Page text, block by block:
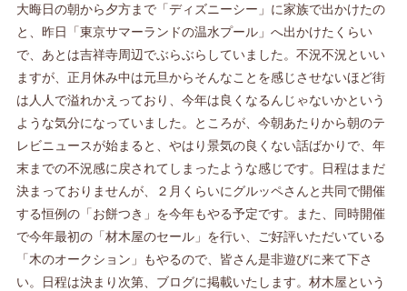
大晦日の朝から夕方まで「ディズニーシー」に家族で出かけたの
と、昨日「東京サマーランドの温水プール」へ出かけたくらい
で、あとは吉祥寺周辺でぶらぶらしていました。不況不況といい
ますが、正月休み中は元旦からそんなことを感じさせないほど街
は人人で溢れかえっており、今年は良くなるんじゃないかという
ような気分になっていました。ところが、今朝あたりから朝のテ
レビニュースが始まると、やはり景気の良くない話ばかりで、年
末までの不況感に戻されてしまったような感じです。日程はまだ
決まっておりませんが、２月くらいにグルッペさんと共同で開催
する恒例の「お餅つき」を今年もやる予定です。また、同時開催
で今年最初の「材木屋のセール」を行い、ご好評いただいている
「木のオークション」もやるので、皆さん是非遊びに来て下さ
い。日程は決まり次第、ブログに掲載いたします。材木屋という